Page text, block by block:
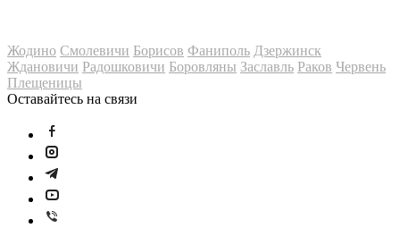
Жодино Смолевичи Борисов Фаниполь Дзержинск
Ждановичи Радошковичи Боровляны Заславль Раков Червень
Плещеницы
Оставайтесь на связи